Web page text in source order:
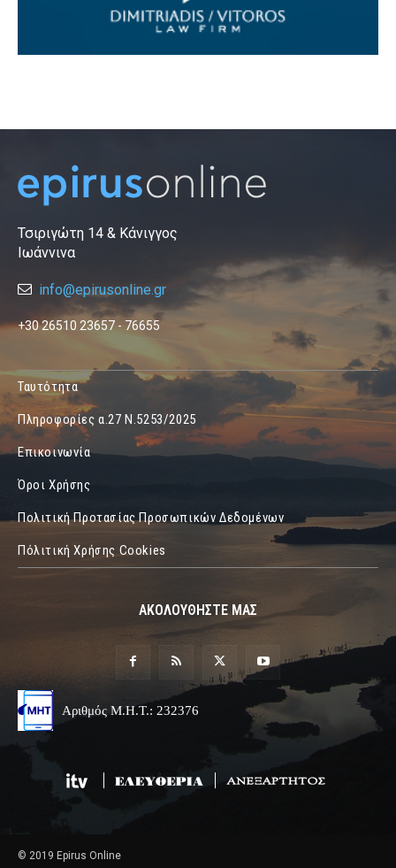
Τσιριγώτη 14 & Κάνιγγος
Ιωάννινα
info@epirusonline.gr
+30 26510 23657 - 76655
Ταυτότητα
Πληροφορίες α.27 Ν.5253/2025
Επικοινωνία
Όροι Χρήσης
Πολιτική Προτασίας Προσωπικών Δεδομένων
Πόλιτική Χρήσης Cookies
ΑΚΟΛΟΥΘΗΣΤΕ ΜΑΣ
Αριθμός Μ.Η.Τ.: 232376
© 2019 Epirus Online